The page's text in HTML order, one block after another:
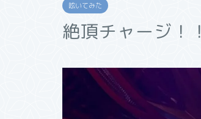
呟いてみた
絶頂チャージ！！